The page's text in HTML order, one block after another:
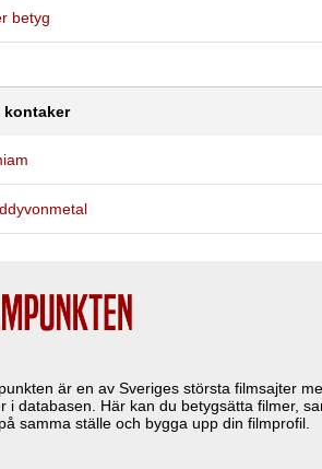
betyg
kontaker
är en av Sveriges största filmsajter
i databasen. Här kan du betygsätta filmer,
samma ställe och bygga upp din filmprofil.